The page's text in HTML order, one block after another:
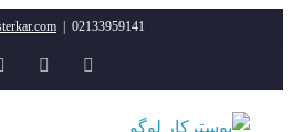
02133959141
|
info@boosterkar.com
YouTube
Instagram
Rss